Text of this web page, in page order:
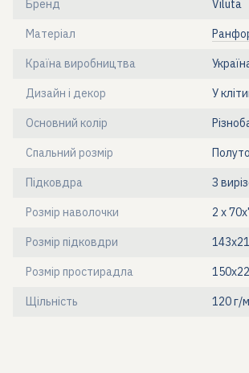
Бренд Viluta
Матеріал
Країна виробництва
Дизайн і декор У
Основний колір
Спальний розмір
Підковдра З
Розмір наволочки 2 х
Розмір підковдри
Розмір простирадла
Щільність 120 г/